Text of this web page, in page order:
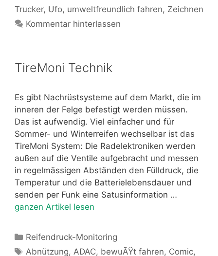
Trucker, Ufo, umweltfreundlich fahren, Zeichnen
Kommentar hinterlassen
TireMoni Technik
Es gibt Nachrüstsysteme auf dem Markt, die im
inneren der Felge befestigt werden müssen.
Das ist aufwendig. Viel einfacher und für
Sommer- und Winterreifen wechselbar ist das
TireMoni System: Die Radelektroniken werden
außen auf die Ventile aufgebracht und messen
in regelmässigen Abständen den Fülldruck, die
Temperatur und die Batterielebensdauer und
senden per Funk eine Satusinformation …
ganzen Artikel lesen
Kategorien
Reifendruck-Monitoring
Schlagwörter
Abnützung,ADAC, bewuÃŸt fahren, Comic,